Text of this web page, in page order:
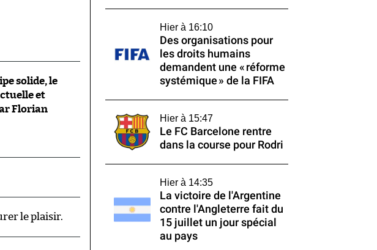
solide, le
et
Florian
le plaisir.
Hier à 16:10
Des organisations pour
les droits humains
demandent une « réforme
systémique » de la FIFA
Hier à 15:47
Le FC Barcelone rentre
dans la course pour Rodri
Hier à 14:35
La victoire de l'Argentine
contre l'Angleterre fait du
15 juillet un jour spécial
au pays